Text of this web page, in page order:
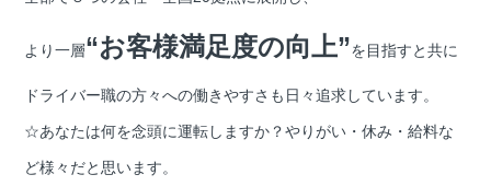
より一層“お客様満足度の向上”を目指すと共に
ドライバー職の方々への働きやすさも日々追求しています。
☆あなたは何を念頭に運転しますか？やりがい・休み・給料な
ど様々だと思います。